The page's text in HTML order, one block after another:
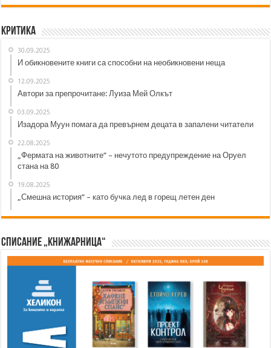
Критика
30.09.2025
И обикновените книги са способни на необикновени неща
12.09.2025
Автори за препрочитане: Луиза Мей Олкът
03.09.2025
Изадора Муун помага да превърнем децата в запалени читатели
22.08.2025
„Фермата на животните“ – нечутото предупреждение на Оруел
стана на 80
19.08.2025
„Смешна история“ – като бучка лед в горещ летен ден
Списание „Книжарница“